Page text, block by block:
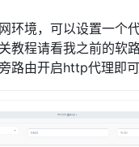
环境，可以设置一个
教程请看我之前的软
路由开启http代理即可